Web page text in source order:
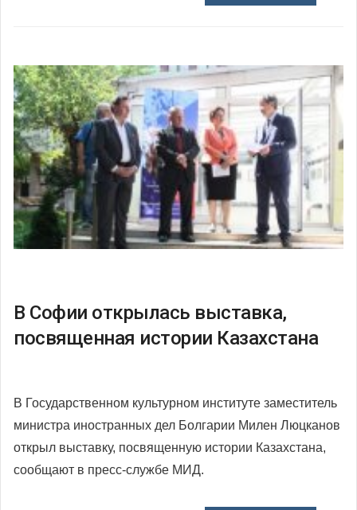
В Софии открылась выставка,
посвященная истории Казахстана
В Государственном культурном институте заместитель
министра иностранных дел Болгарии Милен Люцканов
открыл выставку, посвященную истории Казахстана,
сообщают в пресс-службе МИД.